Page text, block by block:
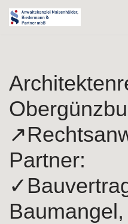
Partner: